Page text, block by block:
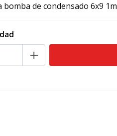
de condensado 6x9 1m
+